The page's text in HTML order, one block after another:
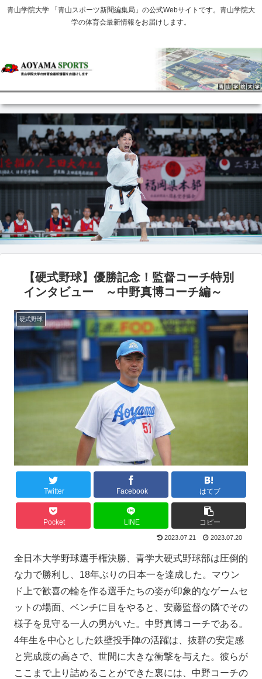
青山学院大学 「青山スポーツ新聞編集局」の公式Webサイトです。青山学院大
学の体育会最新情報をお届けします。
【硬式野球】優勝記念！監督コーチ特別
インタビュー ～中野真博コーチ編～
硬式野球
Twitter Facebook はてブ
Pocket LINE コピー
2023.07.21 2023.07.20
全日本大学野球選手権決勝、青学大硬式野球部は圧倒的
な力で勝利し、18年ぶりの日本一を達成した。マウン
ド上で歓喜の輪を作る選手たちの姿が印象的なゲームセ
ットの場面、ベンチに目をやると、安藤監督の隣でその
様子を見守る一人の男がいた。中野真博コーチである。
4年生を中心とした鉄壁投手陣の活躍は、抜群の安定感
と完成度の高さで、世間に大きな衝撃を与えた。彼らが
ここまで上り詰めることができた裏には、中野コーチの